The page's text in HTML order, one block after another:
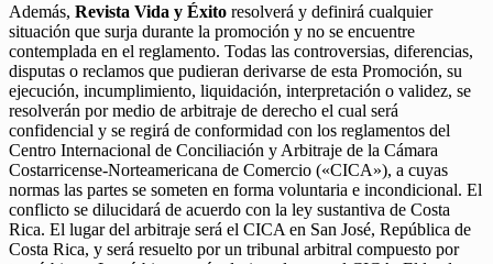
Además, Revista Vida y Éxito resolverá y definirá cualquier
situación que surja durante la promoción y no se encuentre
contemplada en el reglamento. Todas las controversias, diferencias,
disputas o reclamos que pudieran derivarse de esta Promoción, su
ejecución, incumplimiento, liquidación, interpretación o validez, se
resolverán por medio de arbitraje de derecho el cual será
confidencial y se regirá de conformidad con los reglamentos del
Centro Internacional de Conciliación y Arbitraje de la Cámara
Costarricense-Norteamericana de Comercio («CICA»), a cuyas
normas las partes se someten en forma voluntaria e incondicional. El
conflicto se dilucidará de acuerdo con la ley sustantiva de Costa
Rica. El lugar del arbitraje será el CICA en San José, República de
Costa Rica, y será resuelto por un tribunal arbitral compuesto por